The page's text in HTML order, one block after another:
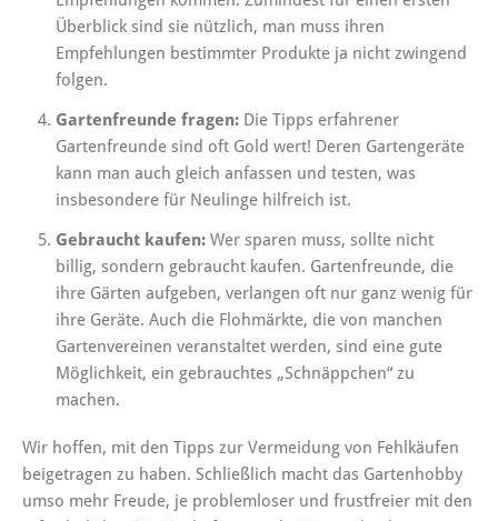
Überblick sind sie nützlich, man muss ihren
Empfehlungen bestimmter Produkte ja nicht zwingend
folgen.
Gartenfreunde fragen: Die Tipps erfahrener
Gartenfreunde sind oft Gold wert! Deren Gartengeräte
kann man auch gleich anfassen und testen, was
insbesondere für Neulinge hilfreich ist.
Gebraucht kaufen: Wer sparen muss, sollte nicht
billig, sondern gebraucht kaufen. Gartenfreunde, die
ihre Gärten aufgeben, verlangen oft nur ganz wenig für
ihre Geräte. Auch die Flohmärkte, die von manchen
Gartenvereinen veranstaltet werden, sind eine gute
Möglichkeit, ein gebrauchtes „Schnäppchen“ zu
machen.
Wir hoffen, mit den Tipps zur Vermeidung von Fehlkäufen
beigetragen zu haben. Schließlich macht das Gartenhobby
umso mehr Freude, je problemloser und frustfreier mit den